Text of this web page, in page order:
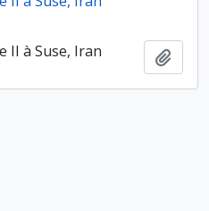
II à Suse, Iran